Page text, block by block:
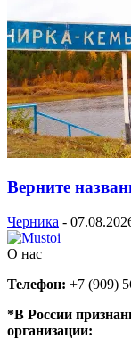
Верните
Черника -
О нас
Телефон: +7 (909)
*В России
организации: